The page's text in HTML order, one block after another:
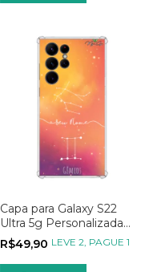
Capa para Galaxy S22
Ultra 5g Personalizada
Signos Constelação de
Gêmeos
R$49,90 LEVE 2, PAGUE 1